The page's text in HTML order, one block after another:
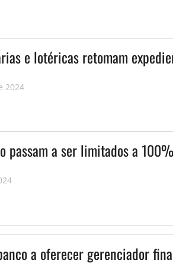
e lotéricas retomam
2024
passam a ser limitados a
a oferecer gerenciador